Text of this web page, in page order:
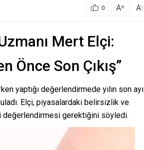
0 A+ A-
Mert Elçi:
Önce Son Çıkış”
yaptığı değerlendirmede yılın son ayı
Elçi, piyasalardaki belirsizlik ve
değerlendirmesi gerektiğini söyledi.